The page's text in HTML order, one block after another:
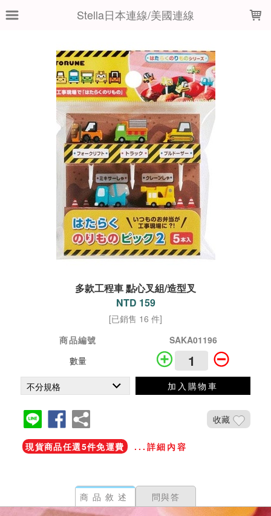
Stella日本連線/美國連線
多款工程車 點心叉組/造型叉
NTD 159
[已銷售 16 件]
商品編號
SAKA01196
數量
加入購物車
收藏
現貨商品任選5件免運費 ...詳細內容
商品敘述 問與答